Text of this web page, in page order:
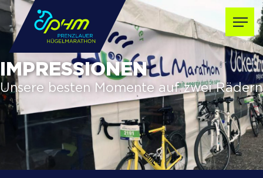
IMPRESSIONEN
Unsere besten Momente auf zwei Rädern